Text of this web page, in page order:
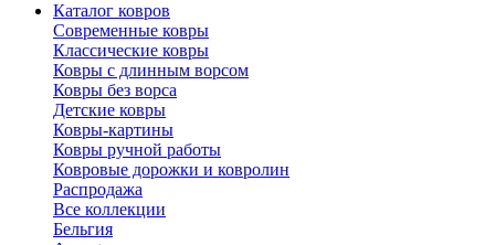
Каталог ковров
Современные ковры
Классические ковры
Ковры с длинным ворсом
Ковры без ворса
Детские ковры
Ковры-картины
Ковры ручной работы
Ковровые дорожки и ковролин
Распродажа
Все коллекции
Бельгия